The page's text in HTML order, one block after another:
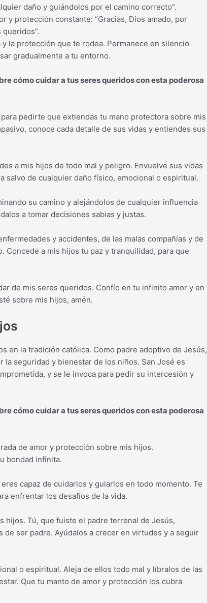
daño y guiándolos por el camino correcto”.
y protección constante: “Gracias, Dios amado, por
la protección que te rodea. Permanece en silencio
gradualmente a tu entorno.
cómo cuidar a tus seres queridos con esta poderosa
pedirte que extiendas tu mano protectora sobre mis
conoce cada detalle de sus vidas y entiendes sus
a mis hijos de todo mal y peligro. Envuelve sus vidas
salvo de cualquier daño físico, emocional o espiritual.
su camino y alejándolos de cualquier influencia
a tomar decisiones sabias y justas.
y accidentes, de las malas compañías y de
a mis hijos tu paz y tranquilidad, para que
de mis seres queridos. Confío en tu infinito amor y en
sobre mis hijos, amén.
en la tradición católica. Como padre adoptivo de Jesús,
seguridad y bienestar de los niños. San José es
y se le invoca para pedir su intercesión y
cómo cuidar a tus seres queridos con esta poderosa
de amor y protección sobre mis hijos.
bondad infinita.
capaz de cuidarlos y guiarlos en todo momento. Te
enfrentar los desafíos de la vida.
hijos. Tú, que fuiste el padre terrenal de Jesús,
ser padre. Ayúdalos a crecer en virtudes y a seguir
o espiritual. Aleja de ellos todo mal y líbralos de las
Que tu manto de amor y protección los cubra